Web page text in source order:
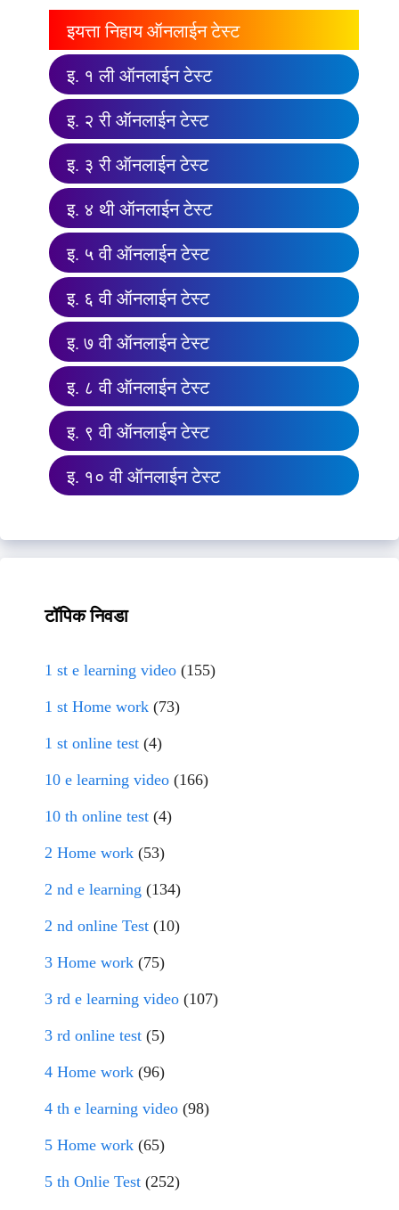
इयत्ता निहाय ऑनलाईन टेस्ट
इ. १ ली ऑनलाईन टेस्ट
इ. २ री ऑनलाईन टेस्ट
इ. ३ री ऑनलाईन टेस्ट
इ. ४ थी ऑनलाईन टेस्ट
इ. ५ वी ऑनलाईन टेस्ट
इ. ६ वी ऑनलाईन टेस्ट
इ. ७ वी ऑनलाईन टेस्ट
इ. ८ वी ऑनलाईन टेस्ट
इ. ९ वी ऑनलाईन टेस्ट
इ. १० वी ऑनलाईन टेस्ट
टॉपिक निवडा
1 st e learning video (155)
1 st Home work (73)
1 st online test (4)
10 e learning video (166)
10 th online test (4)
2 Home work (53)
2 nd e learning (134)
2 nd online Test (10)
3 Home work (75)
3 rd e learning video (107)
3 rd online test (5)
4 Home work (96)
4 th e learning video (98)
5 Home work (65)
5 th Onlie Test (252)